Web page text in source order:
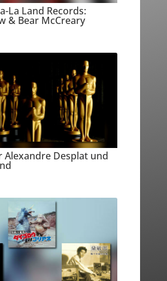
La Land Records:
& Bear McCreary
Alexandre Desplat und